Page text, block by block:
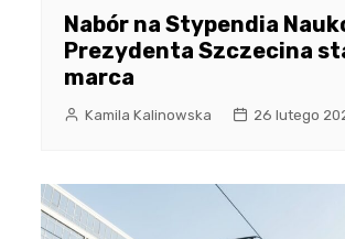
Nabór na Stypendia
Prezydenta Szczecina
marca
Kamila Kalinowska 26 lutego